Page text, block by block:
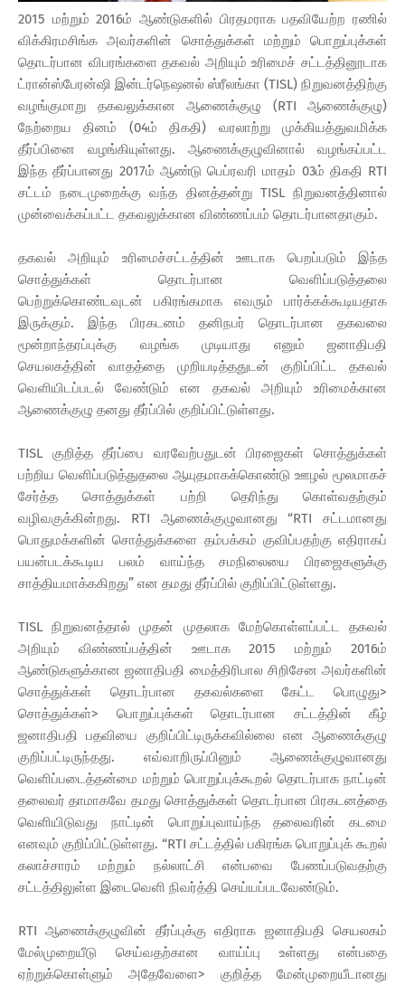
2015 மற்றும் 2016ம் ஆண்டுகளில் பிரதமராக பதவியேற்ற ரணில்
விக்கிரமசிங்க அவர்களின் சொத்துக்கள் மற்றும் பொறுப்புக்கள்
தொடர்பான விபரங்களை தகவல் அறியும் உரிமைச் சட்டத்தினூடாக
ட்ரான்ஸ்பேரன்ஷி இன்டர்நெஷனல் ஸ்ரீலங்கா (TISL) நிறுவனத்திற்கு
வழங்குமாறு தகவலுக்கான ஆணைக்குழு (RTI ஆணைக்குழு)
நேற்றைய தினம் (04ம் திகதி) வரலாற்று முக்கியத்துவமிக்க
தீர்ப்பினை வழங்கியுள்ளது. ஆணைக்குழுவினால் வழங்கப்பட்ட
இந்த தீர்ப்பானது 2017ம் ஆண்டு பெப்ரவரி மாதம் 03ம் திகதி RTI
சட்டம் நடைமுறைக்கு வந்த தினத்தன்று TISL நிறுவனத்தினால்
முன்வைக்கப்பட்ட தகவலுக்கான விண்ணப்பம் தொடர்பானதாகும்.
தகவல் அறியும் உரிமைச்சட்டத்தின் ஊடாக பெறப்படும் இந்த
சொத்துக்கள் தொடர்பான வெளிப்படுத்தலை
பெற்றுக்கொண்டவுடன் பகிரங்கமாக எவரும் பார்க்கக்கூடியதாக
இருக்கும். இந்த பிரகடனம் தனிநபர் தொடர்பான தகவலை
மூன்றாந்தரப்புக்கு வழங்க முடியாது எனும் ஜனாதிபதி
செயலகத்தின் வாதத்தை முறியடித்ததுடன் குறிப்பிட்ட தகவல்
வெளியிடப்படல் வேண்டும் என தகவல் அறியும் உரிமைக்கான
ஆணைக்குழு தனது தீர்ப்பில் குறிப்பிட்டுள்ளது.
TISL குறித்த தீர்ப்பை வரவேற்பதுடன் பிரஜைகள் சொத்துக்கள்
பற்றிய வெளிப்படுத்துதலை ஆயுதமாகக்கொண்டு ஊழல் மூலமாகச்
சேர்த்த சொத்துக்கள் பற்றி தெரிந்து கொள்வதற்கும்
வழிவகுக்கின்றது. RTI ஆணைக்குழுவானது “RTI சட்டமானது
பொதுமக்களின் சொத்துக்களை தம்பக்கம் குவிப்பதற்கு எதிராகப்
பயன்படக்கூடிய பலம் வாய்ந்த சமநிலையை பிரஜைகளுக்கு
சாத்தியமாக்ககிறது” என தமது தீர்ப்பில் குறிப்பிட்டுள்ளது.
TISL நிறுவனத்தால் முதன் முதலாக மேற்கொள்ளப்பட்ட தகவல்
அறியும் விண்ணப்பத்தின் ஊடாக 2015 மற்றும் 2016ம்
ஆண்டுகளுக்கான ஜனாதிபதி மைத்திரிபால சிறிசேன அவர்களின்
சொத்துக்கள் தொடர்பான தகவல்களை கேட்ட பொழுது>
சொத்துக்கள்> பொறுப்புக்கள் தொடர்பான சட்டத்தின் கீழ்
ஜனாதிபதி பதவியை குறிப்பிட்டிருக்கவில்லை என ஆணைக்குழு
குறிப்பட்டிருந்தது. எவ்வாறிருப்பினும் ஆணைக்குழுவானது
வெளிப்படைத்தன்மை மற்றும் பொறுப்புக்கூறல் தொடர்பாக நாட்டின்
தலைவர் தாமாகவே தமது சொத்துக்கள் தொடர்பான பிரகடனத்தை
வெளியிடுவது நாட்டின் பொறுப்புவாய்ந்த தலைவரின் கடமை
எனவும் குறிப்பிட்டுள்ளது. “RTI சட்டத்தில் பகிரங்க பொறுப்புக் கூறல்
கலாச்சாரம் மற்றும் நல்லாட்சி என்பவை பேணப்படுவதற்கு
சட்டத்திலுள்ள இடைவெளி நிவர்த்தி செய்யப்படவேண்டும்.
RTI ஆணைக்குழுவின் தீர்ப்புக்கு எதிராக ஜனாதிபதி செயலகம்
மேல்முறையீடு செய்வதற்கான வாய்ப்பு உள்ளது என்பதை
ஏற்றுக்கொள்ளும் அதேவேளை> குறித்த மேன்முறையீடானது